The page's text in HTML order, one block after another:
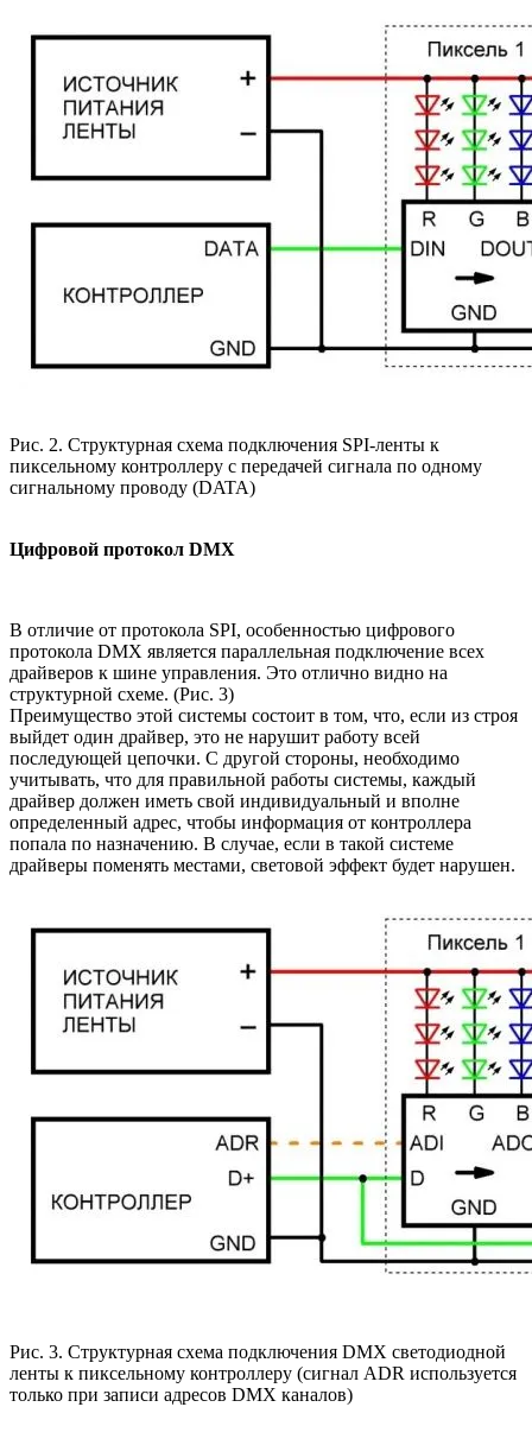
Рис. 2. Структурная схема подключения SPI-ленты к
пиксельному контроллеру с передачей сигнала по одному
сигнальному проводу (DATA)
Цифровой протокол DMX
В отличие от протокола SPI, особенностью цифрового
протокола DMX является параллельная подключение всех
драйверов к шине управления. Это отлично видно на
структурной схеме. (Рис. 3)
Преимущество этой системы состоит в том, что, если из строя
выйдет один драйвер, это не нарушит работу всей
последующей цепочки. С другой стороны, необходимо
учитывать, что для правильной работы системы, каждый
драйвер должен иметь свой индивидуальный и вполне
определенный адрес, чтобы информация от контроллера
попала по назначению. В случае, если в такой системе
драйверы поменять местами, световой эффект будет нарушен.
Рис. 3. Структурная схема подключения DMX светодиодной
ленты к пиксельному контроллеру (сигнал ADR используется
только при записи адресов DMX каналов)